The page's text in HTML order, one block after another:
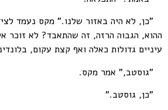
"כן, לא היה באזור שלנו." מקס נעמד
ההוא, הגבוה הרזה, זה שהתאבד? לא זוכר
עיניים גדולות כאלה ואף קצת עקום,
"גוסטב," אמר מקס.
"כן, גוסטב."